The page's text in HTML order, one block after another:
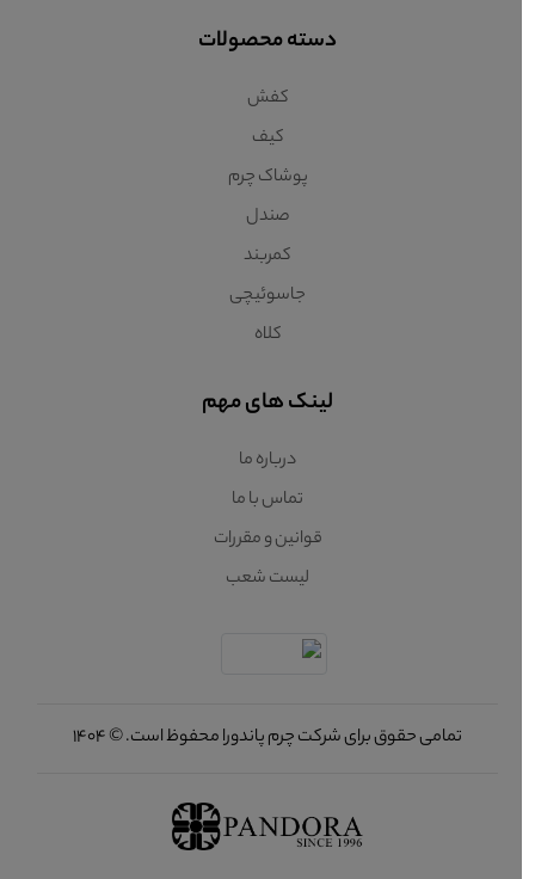
دسته محصولات
کفش
کیف
پوشاک چرم
صندل
کمربند
جاسوئیچی
کلاه
لینک های مهم
درباره ما
تماس با ما
قوانین و مقررات
لیست شعب
تمامی حقوق برای شرکت چرم پاندورا محفوظ است. © 1404